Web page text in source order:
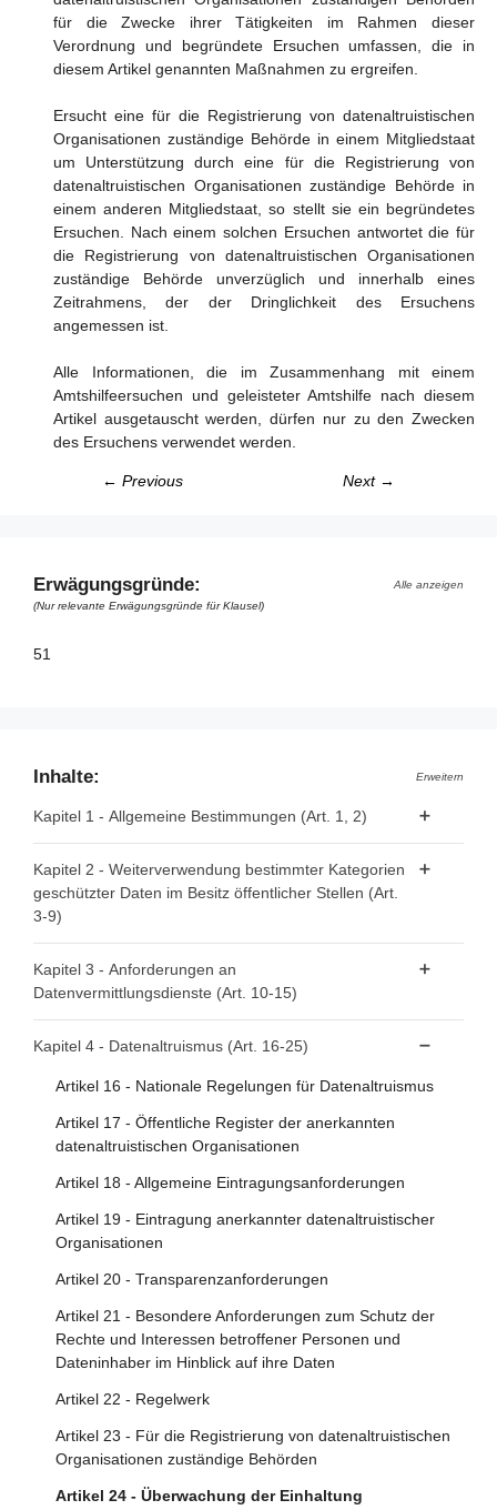
für die Zwecke ihrer Tätigkeiten im Rahmen dieser
Verordnung und begründete Ersuchen umfassen, die in
diesem Artikel genannten Maßnahmen zu ergreifen.
Ersucht eine für die Registrierung von datenaltruistischen
Organisationen zuständige Behörde in einem Mitgliedstaat
um Unterstützung durch eine für die Registrierung von
datenaltruistischen Organisationen zuständige Behörde in
einem anderen Mitgliedstaat, so stellt sie ein begründetes
Ersuchen. Nach einem solchen Ersuchen antwortet die für
die Registrierung von datenaltruistischen Organisationen
zuständige Behörde unverzüglich und innerhalb eines
Zeitrahmens, der der Dringlichkeit des Ersuchens
angemessen ist.
Alle Informationen, die im Zusammenhang mit einem
Amtshilfeersuchen und geleisteter Amtshilfe nach diesem
Artikel ausgetauscht werden, dürfen nur zu den Zwecken
des Ersuchens verwendet werden.
← Previous Next →
Erwägungsgründe:
Alle anzeigen
(Nur relevante Erwägungsgründe für Klausel)
51
Inhalte: Erweitern
Kapitel 1 - Allgemeine Bestimmungen (Art. 1, 2)
Artikel 2 - Begriffsbestimmungen
Kapitel 2 - Weiterverwendung bestimmter Kategorien
geschützter Daten im Besitz öffentlicher Stellen (Art.
3-9)
Artikel 4 - Verbot von Ausschließlichkeitsvereinbarungen
Artikel 8 - Zentrale Informationsstellen
Artikel 9 - Verfahren für Anträge auf Weiterverwendung
Kapitel 3 - Anforderungen an
Datenvermittlungsdienste (Art. 10-15)
Datenvermittlungsdiensten
Artikel 12 - Bedingungen für die Erbringung von
Datenvermittlungsdiensten
Artikel 13 - Zuständige Behörden für
Datenvermittlungsdienste
Artikel 14 - Überwachung der Einhaltung
Artikel 15 - Ausnahmen
Kapitel 4 - Datenaltruismus (Art. 16-25)
Artikel 16 - Nationale Regelungen für Datenaltruismus
Artikel 17 - Öffentliche Register der anerkannten
datenaltruistischen Organisationen
Artikel 18 - Allgemeine Eintragungsanforderungen
Artikel 19 - Eintragung anerkannter datenaltruistischer
Organisationen
Artikel 20 - Transparenzanforderungen
Artikel 21 - Besondere Anforderungen zum Schutz der
Rechte und Interessen betroffener Personen und
Dateninhaber im Hinblick auf ihre Daten
Artikel 22 - Regelwerk
Artikel 23 - Für die Registrierung von datenaltruistischen
Organisationen zuständige Behörden
Artikel 24 - Überwachung der Einhaltung